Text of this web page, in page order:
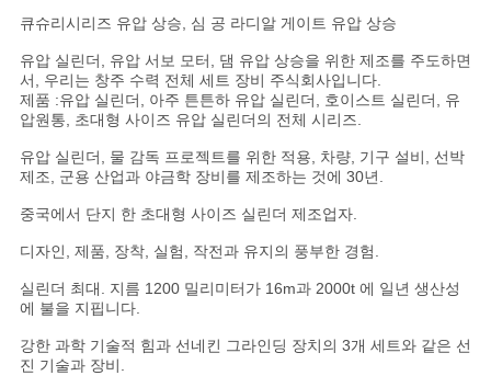
요
청
하
십
시
오
사
이
큐슈리시리즈 유압 상승, 심 공 라디알 게이트 유압 상승
유압 실린더, 유압 서보 모터, 댐 유압 상승을 위한 제조를 주도하면
서, 우리는 창주 수력 전체 세트 장비 주식회사입니다.
제품 :유압 실린더, 아주 튼튼하 유압 실린더, 호이스트 실린더, 유
압원통, 초대형 사이즈 유압 실린더의 전체 시리즈.
유압 실린더, 물 감독 프로젝트를 위한 적용, 차량, 기구 설비, 선박
제조, 군용 산업과 야금학 장비를 제조하는 것에 30년.
중국에서 단지 한 초대형 사이즈 실린더 제조업자.
디자인, 제품, 장착, 실험, 작전과 유지의 풍부한 경험.
실린더 최대. 지름 1200 밀리미터가 16m과 2000t 에 일년 생산성
에 불을 지핍니다.
강한 과학 기술적 힘과 선네킨 그라인딩 장치의 3개 세트와 같은 선
진 기술과 장비.